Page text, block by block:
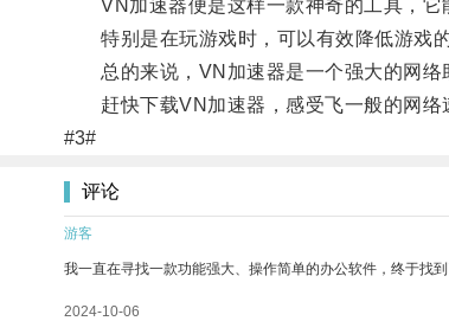
VN加速器便是这样一款神奇的工具，它
特别是在玩游戏时，可以有效降低游戏的
总的来说，VN加速器是一个强大的网络
赶快下载VN加速器，感受飞一般的网络
#3#
评论
游客
我一直在寻找一款功能强大、操作简单的办公软件，终于找
2024-10-06